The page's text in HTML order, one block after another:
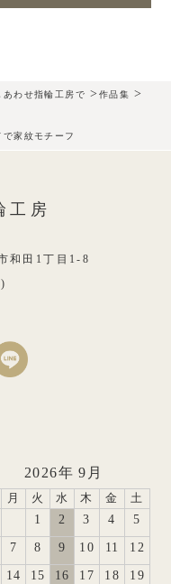
わせ指輪工房で > 作品集 >
家紋モチーフ
工房
和田1丁目1-8
2026年 9月
月 火 水 木 金 土
1 2 3 4 5
7 8 9 10 11 12
14 15 16 17 18 19